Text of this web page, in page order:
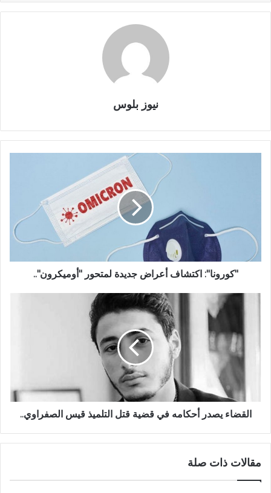
نيوز بلوس
"كورونا": اكتشاف أعراض جديدة لمتحور "أوميكرون"..
القضاء يصدر أحكامه في قضية قتل التلميذ قيس الصفراوي..
مقالات ذات صلة